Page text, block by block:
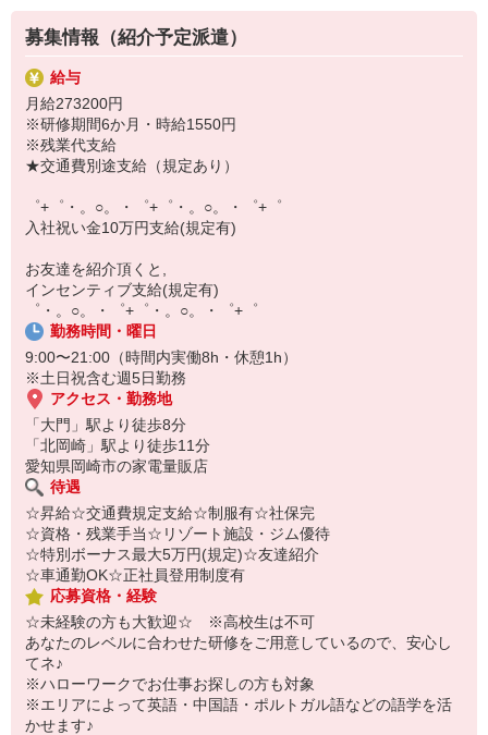
￣￣￣￣￣￣￣￣￣￣￣
▼オフィスワーク
事務、経理、データ入力、コールセンター、受付
▼工場・製造・軽作業系
機械/食品製造・梱包・仕分け・加工・組立・検査
▼美容系
眉毛サロンのアイブロウ・ネイリスト・エステ
▼営業・販売
法人営業・アパレル販売・個別指導塾・人材紹介
▼人気案件も多数♪
短期・期間限定・オープニング・官公庁案件
上場/優良/大手企業など
【スマホ面接実施中】
￣￣￣￣￣￣￣￣￣
自宅に居ながらスマホでカンタン面接OK！
オンライン面談なのでスピード対応。
満足度◎
■携帯やインターネット販売業務
docomo(ドコモ)/au(エーユー)・KDDI/softbank(ソフトバンク)など
の大手キャリアから
ワイモバイル(Y!mobille)、楽天モバイル、UQなど格安スマホまで幅
広く紹介可能♪
人気のApple（アップル）店舗もございます！
募集情報（紹介予定派遣）
給与
月給273200円
※研修期間6か月・時給1550円
※残業代支給
★交通費別途支給（規定あり）
゜+゜・。○。・゜+゜・。○。・゜+゜
入社祝い金10万円支給(規定有)
お友達を紹介頂くと,
インセンティブ支給(規定有)
゜・。○。・゜+゜・。○。・゜+゜
勤務時間・曜日
9:00〜21:00（時間内実働8h・休憩1h）
※土日祝含む週5日勤務
アクセス・勤務地
「大門」駅より徒歩8分
「北岡崎」駅より徒歩11分
愛知県岡崎市の家電量販店
待遇
☆昇給☆交通費規定支給☆制服有☆社保完
☆資格・残業手当☆リゾート施設・ジム優待
☆特別ボーナス最大5万円(規定)☆友達紹介
☆車通勤OK☆正社員登用制度有
応募資格・経験
☆未経験の方も大歓迎☆ ※高校生は不可
あなたのレベルに合わせた研修をご用意しているので、安心し
てネ♪
※ハローワークでお仕事お探しの方も対象
※エリアによって英語・中国語・ポルトガル語などの語学を活
かせます♪